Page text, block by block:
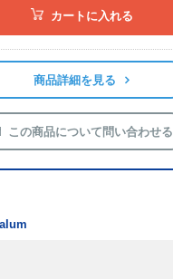
カートに入れる
商品詳細を見る
この商品について問い合わせる